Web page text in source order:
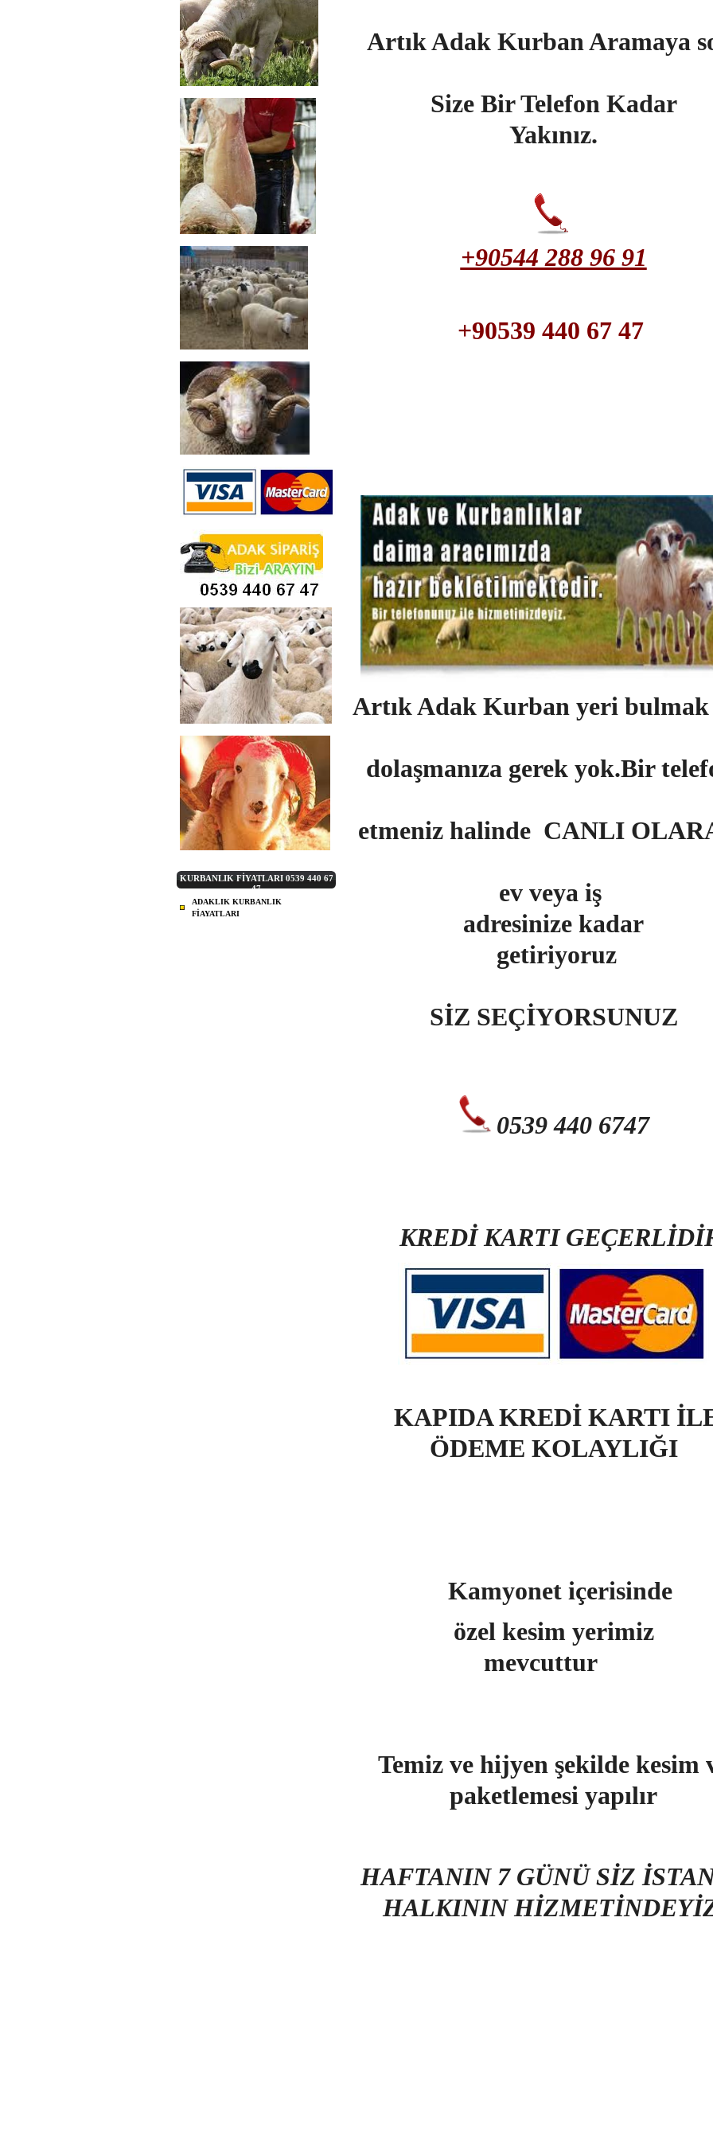
KURBANLIK FİYATLARI 0539 440 67
47
ADAKLIK KURBANLIK
FİAYATLARI
Artık Adak Kurban Aramaya
Size Bir Telefon Kadar
Yakınız.
+90544 288 96 91
+90539 440 67 47
Artık Adak Kurban yeri
dolaşmanıza gerek yok.Bir
etmeniz halinde CANLI
ev veya iş
adresinize kadar
getiriyoruz
SİZ SEÇİYORSUNUZ
0539 440 6747
KREDİ KARTI
KAPIDA KREDİ KARTI
ÖDEME KOLAYLIĞI
Kamyonet içerisinde
özel kesim yerimiz
mevcuttur
Temiz ve hijyen şekilde kesim
paketlemesi yapılır
HAFTANIN 7 GÜNÜ SİZ
HALKININ